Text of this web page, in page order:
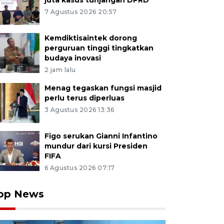
7 Agustus 2026 20:57
Kemdiktisaintek dorong
perguruan tinggi tingkatkan
budaya inovasi
2 jam lalu
Menag tegaskan fungsi masjid
perlu terus diperluas
3 Agustus 2026 13:36
Figo serukan Gianni Infantino
mundur dari kursi Presiden
FIFA
6 Agustus 2026 07:17
News